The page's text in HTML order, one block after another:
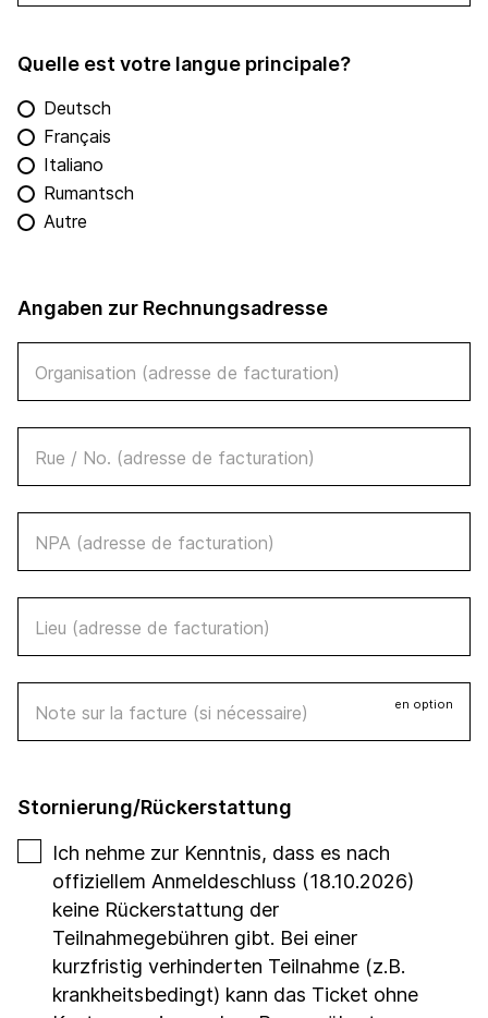
Quelle est votre langue principale?
Deutsch
Français
Italiano
Rumantsch
Autre
Angaben zur Rechnungsadresse
Organisation (adresse de facturation)
Rue / No. (adresse de facturation)
NPA (adresse de facturation)
Lieu (adresse de facturation)
Note sur la facture (si nécessaire) en option
Stornierung/Rückerstattung
Ich nehme zur Kenntnis, dass es nach
offiziellem Anmeldeschluss (18.10.2026)
keine Rückerstattung der
Teilnahmegebühren gibt. Bei einer
kurzfristig verhinderten Teilnahme (z.B.
krankheitsbedingt) kann das Ticket ohne